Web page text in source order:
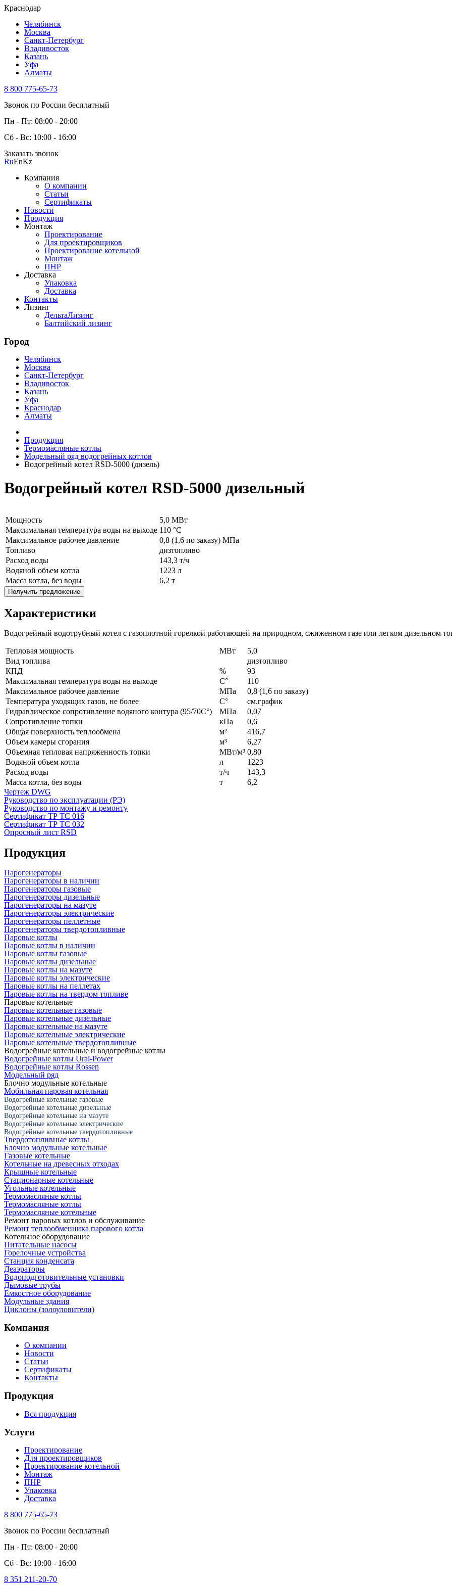
Краснодар
Челябинск
Москва
Санкт-Петербург
Владивосток
Казань
Уфа
Алматы
8 800 775-65-73
Звонок по России бесплатный
Пн - Пт: 08:00 - 20:00
Сб - Вс: 10:00 - 16:00
Заказать звонок
RuEnKz
Компания
О компании
Статьи
Сертификаты
Новости
Продукция
Монтаж
Проектирование
Для проектировщиков
Проектирование котельной
Монтаж
ПНР
Доставка
Упаковка
Доставка
Контакты
Лизинг
ДельтаЛизинг
Балтийский лизинг
Город
Челябинск
Москва
Санкт-Петербург
Владивосток
Казань
Уфа
Краснодар
Алматы
Продукция
Термомасляные котлы
Модельный ряд водогрейных котлов
Водогрейный котел RSD-5000 (дизель)
Водогрейный котел RSD-5000 дизельный
Мощность
5,0 МВт
Максимальная температура воды на выходе 110 °C
Максимальное рабочее давление
0,8 (1,6 по заказу) МПа
Топливо
дизтопливо
Расход воды
143,3 т/ч
Водяной объем котла
1223 л
Масса котла, без воды
6,2 т
Получить предложение
Характеристики
Водогрейный водотрубный котел с газоплотной горелкой работающей на природном, сжиженном газе или легком дизельном
Тепловая мощность MВт
5,0
Вид топлива
дизтопливо
КПД
%
93
Максимальная температура воды на выходе
С°
110
Максимальное рабочее давление
МПа
0,8 (1,6 по заказу)
Температура уходящих газов, не более
С°
см.график
Гидравлическое сопротивление водяного контура (95/70С°)
МПа
0,07
Сопротивление топки
кПа
0,6
Общая поверхность теплообмена
м²
416,7
Объем камеры сгорания
м³
6,27
Объемная тепловая напряженность топки
МВт/м³ 0,80
Водяной объем котла
л
1223
Расход воды
т/ч
143,3
Масса котла, без воды
т
6,2
Чертеж DWG
Руководство по эксплуатации (РЭ)
Руководство по монтажу и ремонту
Сертификат ТР ТС 016
Сертификат ТР ТС 032
Опросный лист RSD
Продукция
Парогенераторы
Парогенераторы в наличии
Парогенераторы газовые
Парогенераторы дизельные
Парогенераторы на мазуте
Парогенераторы электрические
Парогенераторы пеллетные
Парогенераторы твердотопливные
Паровые котлы
Паровые котлы в наличии
Паровые котлы газовые
Паровые котлы дизельные
Паровые котлы на мазуте
Паровые котлы электрические
Паровые котлы на пеллетах
Паровые котлы на твердом топливе
Паровые котельные
Паровые котельные газовые
Паровые котельные дизельные
Паровые котельные на мазуте
Паровые котельные электрические
Паровые котельные твердотопливные
Водогрейные котельные и водогрейные котлы
Водогрейные котлы Ural-Power
Водогрейные котлы Rossen
Модельный ряд
Блочно модульные котельные
Мобильная паровая котельная
Водогрейные котельные газовые
Водогрейные котельные дизельные
Водогрейные котельные на мазуте
Водогрейные котельные электрические
Водогрейные котельные твердотопливные
Твердотопливные котлы
Блочно модульные котельные
Газовые котельные
Котельные на древесных отходах
Крышные котельные
Стационарные котельные
Угольные котельные
Термомасляные котлы
Термомасляные котлы
Термомасляные котельные
Ремонт паровых котлов и обслуживание
Ремонт теплообменника парового котла
Котельное оборудование
Питательные насосы
Горелочные устройства
Станция конденсата
Деаэраторы
Водоподготовительные установки
Дымовые трубы
Емкостное оборудование
Mодульные здания
Циклоны (золоуловители)
Компания
О компании
Новости
Статьи
Сертификаты
Контакты
Продукция
Вся продукция
Услуги
Проектирование
Для проектировщиков
Проектирование котельной
Монтаж
ПНР
Упаковка
Доставка
8 800 775-65-73
Звонок по России бесплатный
Пн - Пт: 08:00 - 20:00
Сб - Вс: 10:00 - 16:00
8 351 211-20-70